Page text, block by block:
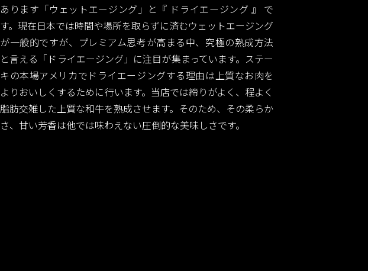
あります「ウェットエージング」と『 ドライエージング 』 で
す。現在日本では時間や場所を取らずに済むウェットエージング
が一般的ですが、プレミアム思考が高まる中、究極の熟成方法
と言える「ドライエージング」に注目が集まっています。ステー
キの本場アメリカでドライエージングする理由は上質なお肉を
よりおいしくするために行います。当店では締りがよく、程よく
脂肪交雑した上質な和牛を熟成させます。そのため、その柔らか
さ、甘い芳香は他では味わえない圧倒的な美味しさです。